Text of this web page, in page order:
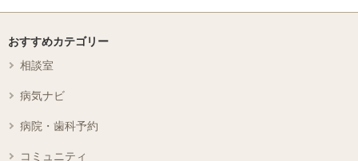
おすすめカテゴリー
相談室
病気ナビ
病院・歯科予約
コミュニティ